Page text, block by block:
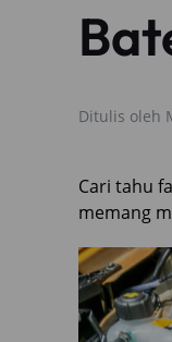
Ditulis oleh
Cari tahu
memang